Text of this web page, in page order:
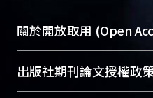
成果。
To permanently
profiles and scholarly
services of “NTU
Sciences Library)
關於開放取用 (Open
開放取用是從使用者角
動，應用在學術研究上
出版社期刊論文授權政